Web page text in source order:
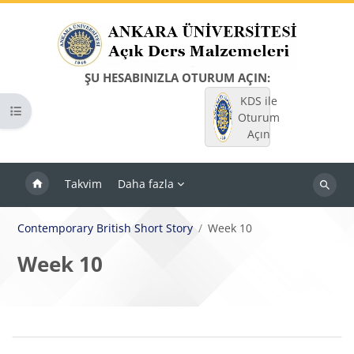
ŞU HESABINIZLA OTURUM AÇIN:
KDS ile
Oturum
Açın
Takvim Daha fazla
Dersleri
Kurs dizinini aç
Contemporary British Short Story Week 10
Week 10
Bloklar
Bölüm anahatları